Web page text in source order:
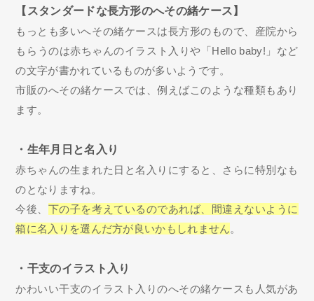
【スタンダードな長方形のへその緒ケース】
もっとも多いへその緒ケースは長方形のもので、産院から
もらうのは赤ちゃんのイラスト入りや「Hello baby!」など
の文字が書かれているものが多いようです。
市販のへその緒ケースでは、例えばこのような種類もあり
ます。
・生年月日と名入り
赤ちゃんの生まれた日と名入りにすると、さらに特別なも
のとなりますね。
今後、 下の子を考えているのであれば、間違えないように
箱に名入りを選んだ方が良いかもしれません。
・干支のイラスト入り
かわいい干支のイラスト入りのへその緒ケースも人気があ